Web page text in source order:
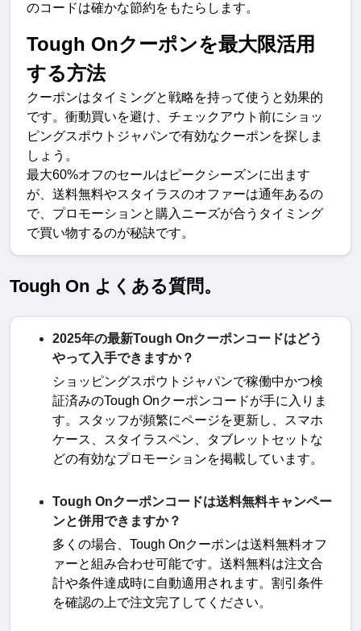
のコードは確かな節約をもたらします。
Tough Onクーポンを最大限活用
する方法
クーポンはタイミングと戦略を持って使うと効果的
です。衝動買いを避け、チェックアウト前にショッ
ピングスポウトジャパンで有効なクーポンを探しま
しょう。
最大60%オフのセールはピークシーズンに出ます
が、送料無料やスタイラスのオファーは通年あるの
で、プロモーションと購入ニーズが合うタイミング
で買い物するのが秘訣です。
Tough On よくある質問。
2025年の最新Tough Onクーポンコードはどう
やって入手できますか？
ショッピングスポウトジャパンで稼働中かつ検
証済みのTough Onクーポンコードが手に入りま
す。スタッフが頻繁にページを更新し、スマホ
ケース、スタイラスペン、タブレットセットな
どの有効なプロモーションを掲載しています。
Tough Onクーポンコードは送料無料キャンペー
ンと併用できますか？
多くの場合、 Tough Onクーポンは送料無料オフ
ァーと組み合わせ可能です。送料無料は注文合
計や条件達成時に自動適用されます。割引条件
を確認の上で注文完了してください。